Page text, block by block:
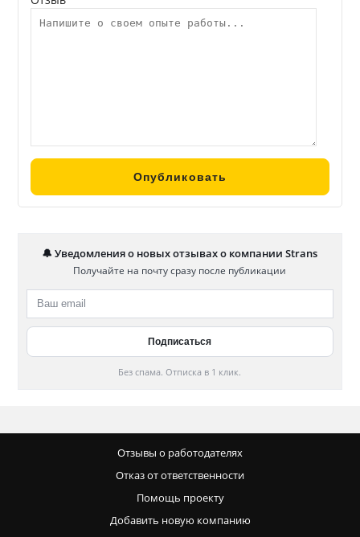
🔔 Уведомления о новых отзывах о компании Strans
Получайте на почту сразу после публикации
Без спама. Отписка в 1 клик.
Отзывы о работодателях
Отказ от ответственности
Помощь проекту
Добавить новую компанию